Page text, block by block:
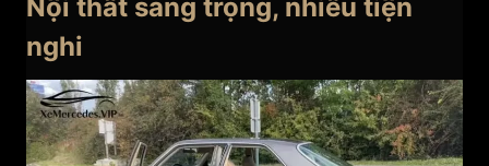
Nội thất sang trọng, nhiều tiện
nghi